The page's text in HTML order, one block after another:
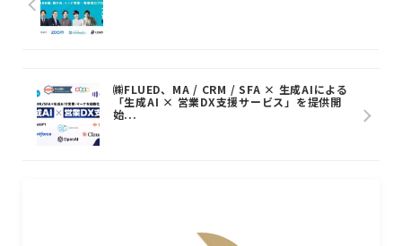
㈱FLUED、MA / CRM / SFA × 生成AIによる
「生成AI × 営業DX支援サービス」を提供開
始...